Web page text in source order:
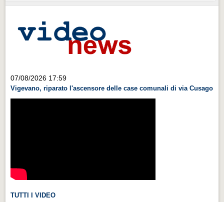
07/08/2026 17:59
Vigevano, riparato l'ascensore delle case comunali di via Cusago
TUTTI I VIDEO